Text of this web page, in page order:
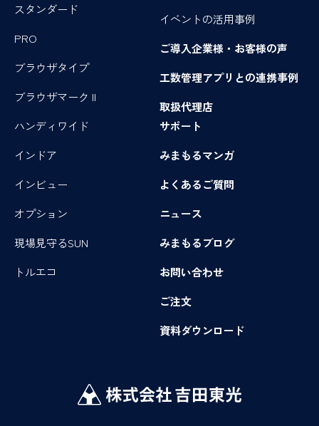
スタンダード
PRO
ブラウザタイプ
ブラウザマーク II
ハンディワイド
インドア
インビュー
オプション
現場見守るSUN
トルエコ
イベントの活用事例
ご導入企業様・お客様の声
工数管理アプリとの連携事例
取扱代理店
サポート
みまもるマンガ
よくあるご質問
ニュース
みまもるブログ
お問い合わせ
ご注文
資料ダウンロード